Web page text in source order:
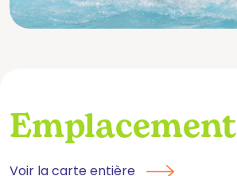
Emplacement
Voir la carte entière